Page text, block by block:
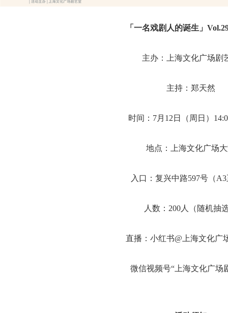
「一名戏剧人的诞生」
主办：上海文化广场剧
主持：郑天然
时间：7月12日（周日）
地点：上海文化广场
入口：复兴中路597号（
人数：200人（随机抽
直播：小红书@上海文化广
微信视频号“上海文化广场